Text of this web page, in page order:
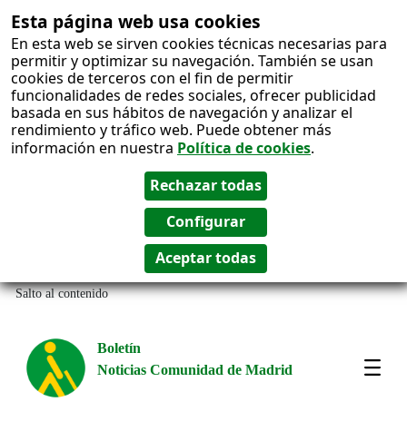
Esta página web usa cookies
En esta web se sirven cookies técnicas necesarias para
permitir y optimizar su navegación. También se usan
cookies de terceros con el fin de permitir
funcionalidades de redes sociales, ofrecer publicidad
basada en sus hábitos de navegación y analizar el
rendimiento y tráfico web. Puede obtener más
información en nuestra Política de cookies.
Salto al contenido
Boletín
Noticias Comunidad de Madrid